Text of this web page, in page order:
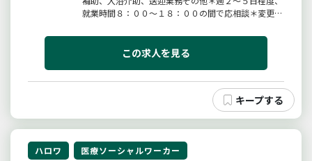
就業時間８：００〜１８：００の間で応相談＊変更範
この求人を見る
ハロワ 医療ソーシャルワーカー